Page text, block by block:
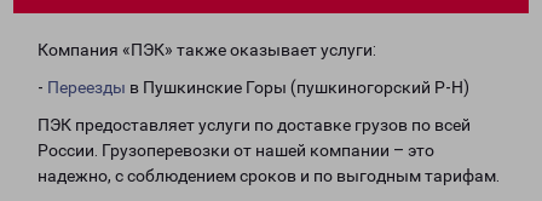
Компания «ПЭК» также оказывает услуги:
- Переезды в Пушкинские Горы (пушкиногорский Р-Н)
ПЭК предоставляет услуги по доставке грузов по всей
России. Грузоперевозки от нашей компании – это
надежно, с соблюдением сроков и по выгодным тарифам.